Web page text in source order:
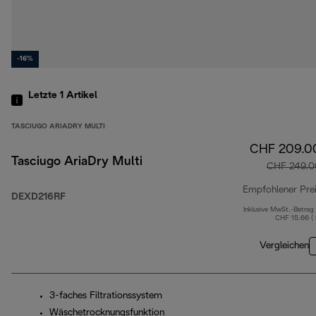
-16%
Letzte 1 Artikel
TASCIUGO ARIADRY MULTI
Tasciugo AriaDry Multi
DEXD216RF
CHF
CHF
Empfohlener
Inklusive MwSt.-Betrag
CHF 15.66 (
Vergleichen
3-faches Filtrationssystem
Wäschetrocknungsfunktion